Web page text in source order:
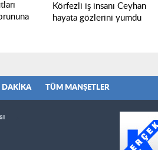
Körfezli iş insanı Ceyhan
hayata gözlerini yumdu
DAKIKA TÜM MANŞETLER